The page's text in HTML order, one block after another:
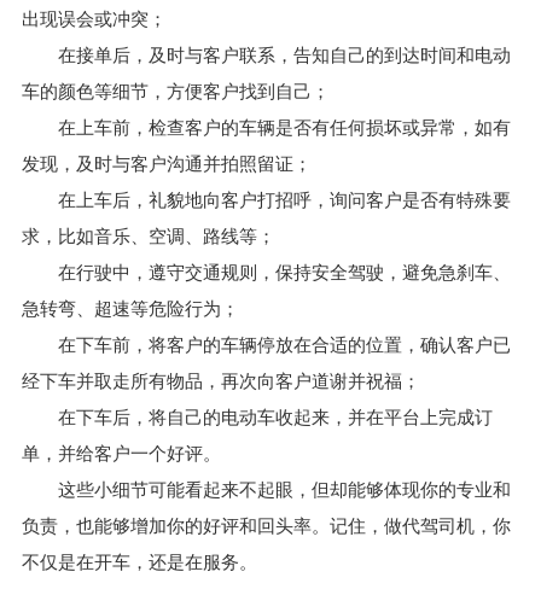
出现误会或冲突；
在接单后，及时与客户联系，告知自己的到达时间和电动
车的颜色等细节，方便客户找到自己；
在上车前，检查客户的车辆是否有任何损坏或异常，如有
发现，及时与客户沟通并拍照留证；
在上车后，礼貌地向客户打招呼，询问客户是否有特殊要
求，比如音乐、空调、路线等；
在行驶中，遵守交通规则，保持安全驾驶，避免急刹车、
急转弯、超速等危险行为；
在下车前，将客户的车辆停放在合适的位置，确认客户已
经下车并取走所有物品，再次向客户道谢并祝福；
在下车后，将自己的电动车收起来，并在平台上完成订
单，并给客户一个好评。
这些小细节可能看起来不起眼，但却能够体现你的专业和
负责，也能够增加你的好评和回头率。记住，做代驾司机，你
不仅是在开车，还是在服务。